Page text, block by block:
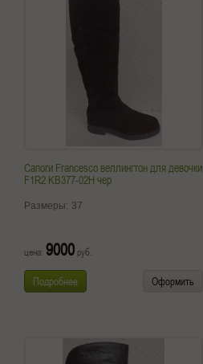
Сапоги Francesco веллингтон для девочки
F1R2 KB377-02H чер
Размеры: 37
цена: 9000 руб.
Подробнее Оформить